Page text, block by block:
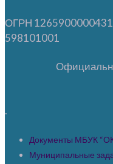
ОГРН
598101001
.
Документы МБУК
Муниципальные